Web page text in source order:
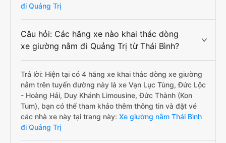
đi Quảng Trị
Câu hỏi: Các hãng xe nào khai thác dòng
xe giường nằm đi Quảng Trị từ Thái Bình?
Trả lời: Hiện tại có 4 hãng xe khai thác dòng xe giường
nằm trên tuyến đường này là xe Vạn Lục Tùng, Đức Lộc
- Hoàng Hải, Duy Khánh Limousine, Đức Thành (Kon
Tum), bạn có thể tham khảo thêm thông tin và đặt vé
các nhà xe này tại trang này: Xe giường nằm Thái Bình
đi Quảng Trị